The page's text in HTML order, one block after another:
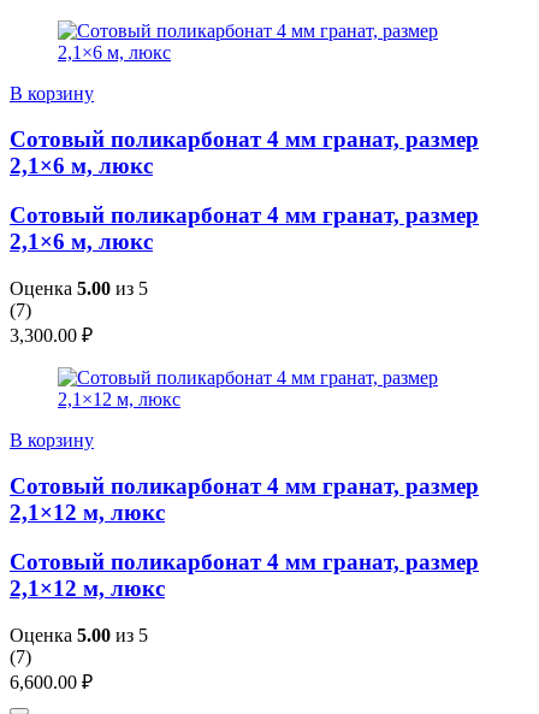
В корзину
Сотовый поликарбонат 4 мм гранат, размер
2,1×6 м, люкс
Сотовый поликарбонат 4 мм гранат, размер
2,1×6 м, люкс
Оценка 5.00 из 5
(7)
3,300.00 ₽
В корзину
Сотовый поликарбонат 4 мм гранат, размер
2,1×12 м, люкс
Сотовый поликарбонат 4 мм гранат, размер
2,1×12 м, люкс
Оценка 5.00 из 5
(7)
6,600.00 ₽